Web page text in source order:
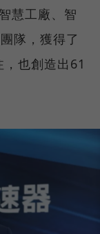
慧工廠、智
隊，獲得了
也創造出61